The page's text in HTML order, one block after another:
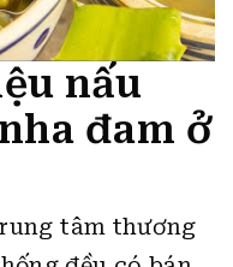
nấu
đam ở
tâm thương